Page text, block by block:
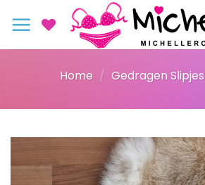
naar
Home / Gedragen Slipjes